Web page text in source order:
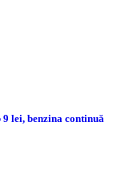
lei, benzina continuă